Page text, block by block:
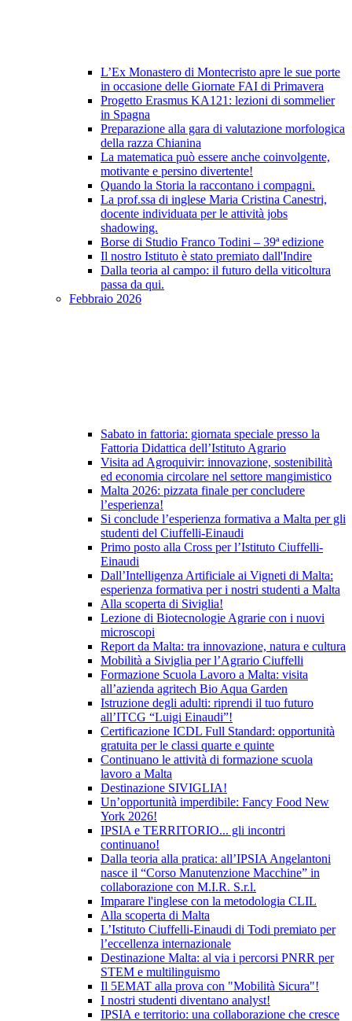
L’Ex Monastero di Montecristo apre le sue porte
in occasione delle Giornate FAI di Primavera
Progetto Erasmus KA121: lezioni di sommelier
in Spagna
Preparazione alla gara di valutazione morfologica
della razza Chianina
La matematica può essere anche coinvolgente,
motivante e persino divertente!
Quando la Storia la raccontano i compagni.
La prof.ssa di inglese Maria Cristina Canestri,
docente individuata per le attività jobs
shadowing.
Borse di Studio Franco Todini – 39ª edizione
Il nostro Istituto è stato premiato dall'Indire
Dalla teoria al campo: il futuro della viticoltura
passa da qui.
Febbraio 2026
Sabato in fattoria: giornata speciale presso la
Fattoria Didattica dell’Istituto Agrario
Visita ad Agroquivir: innovazione, sostenibilità
ed economia circolare nel settore mangimistico
Malta 2026: pizzata finale per concludere
l’esperienza!
Si conclude l’esperienza formativa a Malta per gli
studenti del Ciuffelli-Einaudi
Primo posto alla Cross per l’Istituto Ciuffelli-
Einaudi
Dall’Intelligenza Artificiale ai Vigneti di Malta:
esperienza formativa per i nostri studenti a Malta
Alla scoperta di Siviglia!
Lezione di Biotecnologie Agrarie con i nuovi
microscopi
Report da Malta: tra innovazione, natura e cultura
Mobilità a Siviglia per l’Agrario Ciuffelli
Formazione Scuola Lavoro a Malta: visita
all’azienda agritech Bio Aqua Garden
Istruzione degli adulti: riprendi il tuo futuro
all’ITCG “Luigi Einaudi”!
Certificazione ICDL Full Standard: opportunità
gratuita per le classi quarte e quinte
Continuano le attività di formazione scuola
lavoro a Malta
Destinazione SIVIGLIA!
Un’opportunità imperdibile: Fancy Food New
York 2026!
IPSIA e TERRITORIO... gli incontri
continuano!
Dalla teoria alla pratica: all’IPSIA Angelantoni
nasce il “Corso Manutenzione Macchine” in
collaborazione con M.I.R. S.r.l.
Imparare l'inglese con la metodologia CLIL
Alla scoperta di Malta
L’Istituto Ciuffelli-Einaudi di Todi premiato per
l’eccellenza internazionale
Destinazione Malta: al via i percorsi PNRR per
STEM e multilinguismo
Il 5EMAT alla prova con "Mobilità Sicura"!
I nostri studenti diventano analyst!
IPSIA e territorio: una collaborazione che cresce